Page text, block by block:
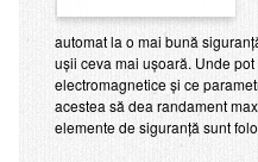
automat la o mai bună
ușii ceva mai ușoară. Unde
electromagnetice și ce
acestea să dea randament
elemente de siguranță sunt